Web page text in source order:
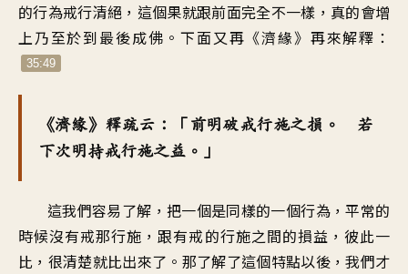
的行為戒行清絕，這個果就跟前面完全不一樣，真的會增
上乃至於到最後成佛。下面又再《濟緣》再來解釋：
35:49
《濟緣》釋疏云：「前明破戒行施之損。 若
下次明持戒行施之益。」
這我們容易了解，把一個是同樣的一個行為，平常的
時候沒有戒那行施，跟有戒的行施之間的損益，彼此一
比，很清楚就比出來了。那了解了這個特點以後，我們才